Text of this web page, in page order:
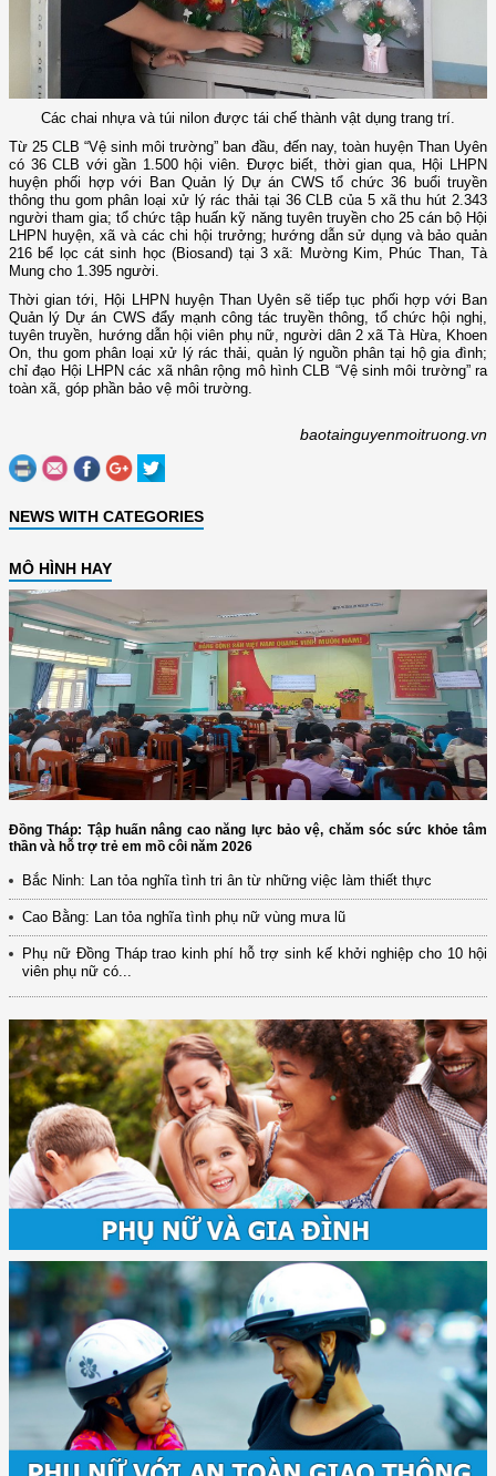
Các chai nhựa và túi nilon được tái chế thành vật dụng trang trí.
Từ 25 CLB “Vệ sinh môi trường” ban đầu, đến nay, toàn huyện Than Uyên
có 36 CLB với gần 1.500 hội viên. Được biết, thời gian qua, Hội LHPN
huyện phối hợp với Ban Quản lý Dự án CWS tổ chức 36 buổi truyền
thông thu gom phân loại xử lý rác thải tại 36 CLB của 5 xã thu hút 2.343
người tham gia; tổ chức tập huấn kỹ năng tuyên truyền cho 25 cán bộ Hội
LHPN huyện, xã và các chi hội trưởng; hướng dẫn sử dụng và bảo quản
216 bể lọc cát sinh học (Biosand) tại 3 xã: Mường Kim, Phúc Than, Tà
Mung cho 1.395 người.
Thời gian tới, Hội LHPN huyện Than Uyên sẽ tiếp tục phối hợp với Ban
Quản lý Dự án CWS đẩy mạnh công tác truyền thông, tổ chức hội nghị,
tuyên truyền, hướng dẫn hội viên phụ nữ, người dân 2 xã Tà Hừa, Khoen
On, thu gom phân loại xử lý rác thải, quản lý nguồn phân tại hộ gia đình;
chỉ đạo Hội LHPN các xã nhân rộng mô hình CLB “Vệ sinh môi trường” ra
toàn xã, góp phần bảo vệ môi trường.
baotainguyenmoitruong.vn
NEWS WITH CATEGORIES
MÔ HÌNH HAY
Đồng Tháp: Tập huấn nâng cao năng lực bảo vệ, chăm sóc sức khỏe tâm
thần và hỗ trợ trẻ em mồ côi năm 2026
Bắc Ninh: Lan tỏa nghĩa tình tri ân từ những việc làm thiết thực
Cao Bằng: Lan tỏa nghĩa tình phụ nữ vùng mưa lũ
Phụ nữ Đồng Tháp trao kinh phí hỗ trợ sinh kế khởi nghiệp cho 10 hội
viên phụ nữ có...